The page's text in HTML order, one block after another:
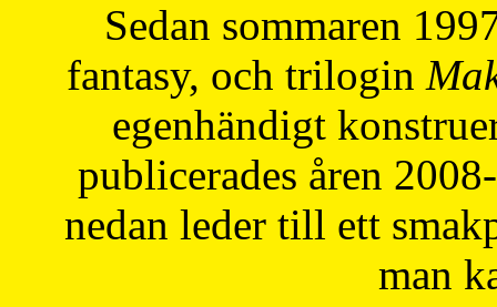
Sedan sommaren
fantasy, och trilogin
egenhändigt
publicerades åren
nedan leder till ett
man